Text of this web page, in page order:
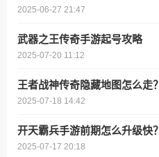
2025-06-27 21:47
武器之王传奇手游起号攻略
2025-07-20 11:12
王者战神传奇隐藏地图怎么走？
2025-07-18 14:42
开天霸兵手游前期怎么升级快？
2025-07-17 20:18